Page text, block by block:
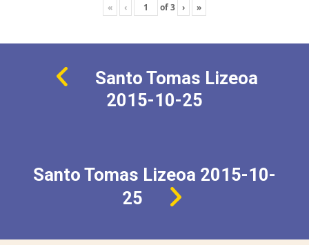
« ‹ of3 › »
Santo Tomas Lizeoa
2015-10-25
Santo Tomas Lizeoa 2015-10-
25